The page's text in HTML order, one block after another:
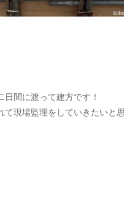
間に渡って建方です！
て現場監理をしていきたいと